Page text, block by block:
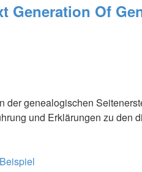
Generation Of
der genealogischen
und Erklärungen zu den